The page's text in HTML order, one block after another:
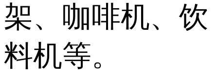
架、咖啡机、饮
料机等。